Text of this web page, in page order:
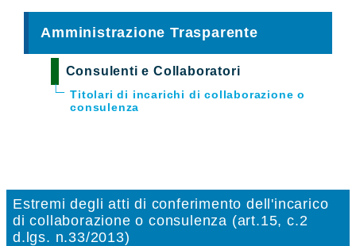
Amministrazione Trasparente
Consulenti e Collaboratori
Titolari di incarichi di collaborazione o
consulenza
Estremi degli atti di conferimento dell'incarico
di collaborazione o consulenza (art.15, c.2
d.lgs. n.33/2013)